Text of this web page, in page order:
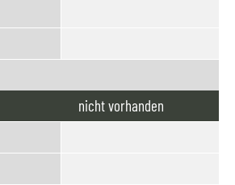
nicht vorhanden